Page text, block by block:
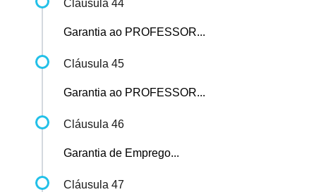
Cláusula 44
Garantia ao PROFESSOR...
Cláusula 45
Garantia ao PROFESSOR...
Cláusula 46
Garantia de Emprego...
Cláusula 47